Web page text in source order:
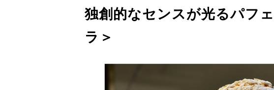
独創的なセンスが光るパフ
ラ＞